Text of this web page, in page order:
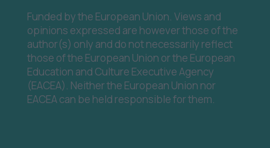
Funded by the European Union. Views and
opinions expressed are however those of the
author(s) only and do not necessarily reflect
those of the European Union or the European
Education and Culture Executive Agency
(EACEA). Neither the European Union nor
EACEA can be held responsible for them.